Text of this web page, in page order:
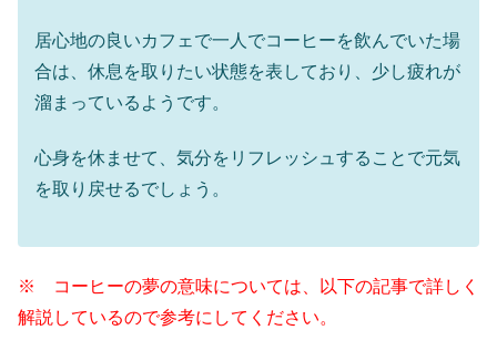
居心地の良いカフェで一人でコーヒーを飲んでいた場
合は、休息を取りたい状態を表しており、少し疲れが
溜まっているようです。
心身を休ませて、気分をリフレッシュすることで元気
を取り戻せるでしょう。
※ コーヒーの夢の意味については、以下の記事で詳しく
解説しているので参考にしてください。